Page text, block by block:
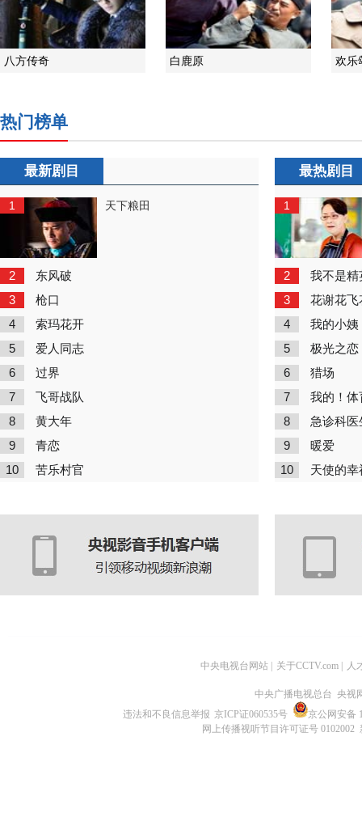
八方传奇 白鹿原 欢乐
热门榜单
最新剧目
1 天下粮田
2 东风破
3 枪口
4 索玛花开
5 爱人同志
6 过界
7 飞哥战队
8 黄大年
9 青恋
10 苦乐村官
最热剧目
1
2 我不是精
3 花谢花飞
4 我的小姨
5 极光之恋
6 猎场
7 我的！体
8 急诊科医
9 暖爱
10 天使的幸
中央电视台网站 关于CCTV.com 人
中央广播电视总台 央视
违法和不良信息举报 京ICP证060535号
京公网安备
网上传播视听节目许可证号 0102002